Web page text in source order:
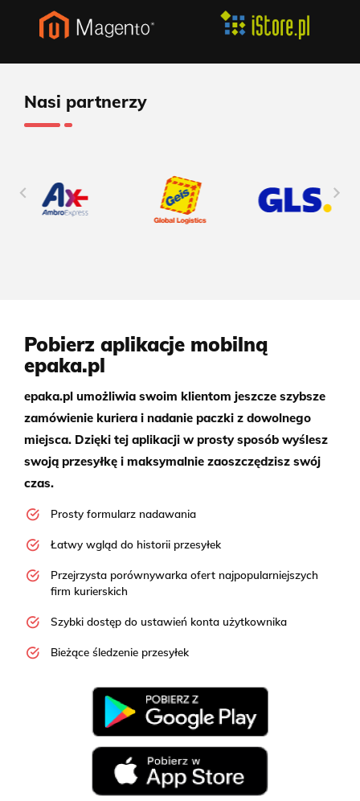
Nasi partnerzy
Pobierz aplikacje mobilną
epaka.pl
epaka.pl umożliwia swoim klientom jeszcze szybsze
zamówienie kuriera i nadanie paczki z dowolnego
miejsca. Dzięki tej aplikacji w prosty sposób wyślesz
swoją przesyłkę i maksymalnie zaoszczędzisz swój
czas.
Prosty formularz nadawania
Łatwy wgląd do historii przesyłek
Przejrzysta porównywarka ofert najpopularniejszych
firm kurierskich
Szybki dostęp do ustawień konta użytkownika
Bieżące śledzenie przesyłek